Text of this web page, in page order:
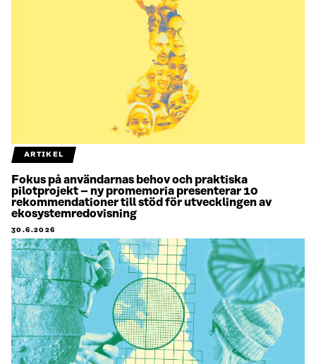
ARTIKEL
Fokus på användarnas behov och praktiska
pilotprojekt – ny promemoria presenterar 10
rekommendationer till stöd för utvecklingen av
ekosystemredovisning
30.6.2026